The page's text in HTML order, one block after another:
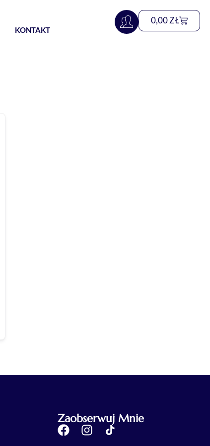
KONTAKT
0,00ZŁ
Zaobserwuj Mnie